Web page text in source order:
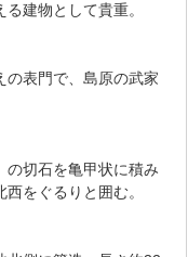
建物として貴重。
の表門で、島原の武家
の切石を亀甲状に積み
をぐるりと囲む。